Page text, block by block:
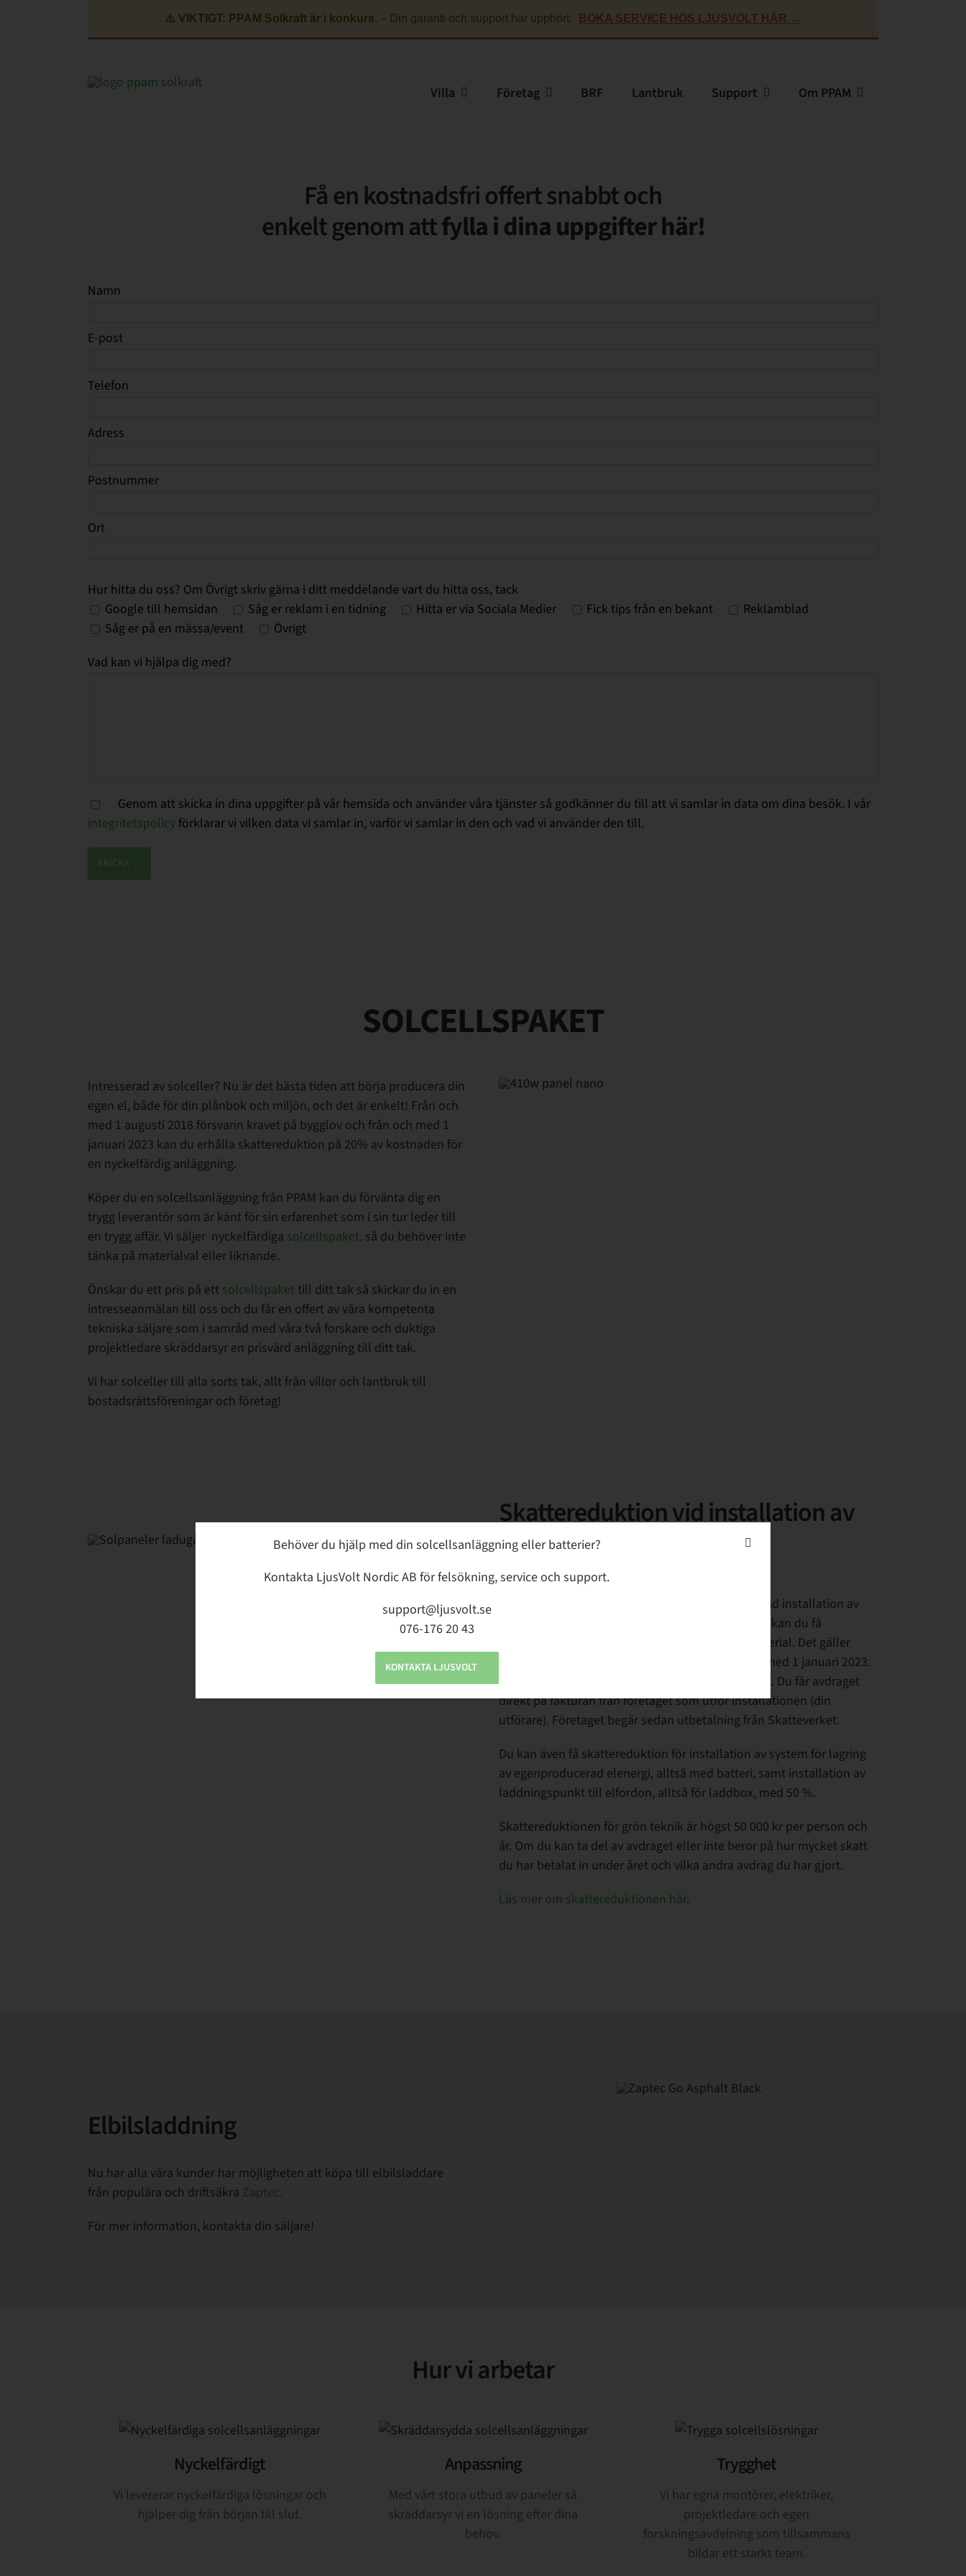
⚠️ VIKTIGT: PPAM Solkraft är i konkurs. – Din garanti och support har upphört. BOKA SERVICE HOS LJUSVOLT HÄR →
Villa Företag BRF Lantbruk Support Om PPAM
Få en kostnadsfri offert snabbt och
enkelt genom attfylla i dina uppgifter här!
Namn
E-post
Telefon
Adress
Postnummer
Ort
Hur hitta du oss? Om Övrigt skriv gärna i ditt meddelande vart du hitta oss, tack
Google till hemsidan
Såg er reklam i en tidning Hitta er via Sociala Medier Fick tips från en bekant
Reklamblad
Såg er på en mässa/event
Övrigt
Vad kan vi hjälpa dig med?
Genom att skicka in dina uppgifter på vår hemsida och använder våra tjänster så godkänner du till att vi samlar in data om dina besök. I vår
integritetspolicy förklarar vi vilken data vi samlar in, varför vi samlar in den och vad vi använder den till.
SOLCELLSPAKET
Intresserad av solceller? Nu är det bästa tiden att börja producera din
egen el, både för din plånbok och miljön, och det är enkelt! Från och
med 1 augusti 2018 försvann kravet på bygglov och från och med 1
januari 2023 kan du erhålla skattereduktion på 20% av kostnaden för
en nyckelfärdig anläggning.
Köper du en solcellsanläggning från PPAM kan du förvänta dig en
trygg leverantör som är känt för sin erfarenhet som i sin tur leder till
en trygg affär. Vi säljer nyckelfärdiga solcellspaket, så du behöver inte
tänka på materialval eller liknande.
Önskar du ett pris på ett solcellspakettill ditt tak så skickar du in en
intresseanmälan till oss och du får en offert av våra kompetenta
tekniska säljare som i samråd med våra två forskare och duktiga
projektledare skräddarsyr en prisvärd anläggning till ditt tak.
Vi har solceller till alla sorts tak, allt från villor och lantbruk till
bostadsrättsföreningar och företag!
Skattereduktion vid installation av
grön teknik
Det statliga skattereduktionen som kan erhållas vid installation av
kan du få
för kostnaden för arbete och material. Det gäller
installationer som påbörjas och betalas från och med 1 januari 2023.
Det fungerar på liknande sätt som med rot och rut. Du får avdraget
direkt på fakturan från företaget som utför installationen (din
utförare). Företaget begär sedan utbetalning från Skatteverket.
Du kan även få skattereduktion för installation av system för lagring
av egenproducerad elenergi, alltså med batteri, samt installation av
laddningspunkt till elfordon, alltså för laddbox, med 50 %.
Skattereduktionen för grön teknik är högst 50 000 kr per person och
år. Om du kan ta del avavdraget eller inte beror på hur mycket skatt
du har betalat in under året och vilka andra avdrag du har gjort.
Läs mer om skattereduktionen här.
Elbilsladdning
Nu har alla våra kunder har möjligheten att köpa till elbilsladdare
från populära och driftsäkra Zaptec.
För mer information, kontakta din säljare!
Hur vi arbetar
Nyckelfärdigt
Vi levererar nyckelfärdiga lösningar och
hjälper dig från början till slut.
Anpassning
Med vårt stora utbud av paneler så
skräddarsyr vi en lösning efter dina
behov.
Trygghet
Vi har egna montörer, elektriker,
projektledare och egen
forskningsavdelning som tillsammans
bildar ett starkt team.
Behöver du hjälp med din solcellsanläggning eller batterier?
Kontakta LjusVolt Nordic AB för felsökning, service och support.
support@ljusvolt.se
076-176 20 43
KONTAKTA LJUSVOLT